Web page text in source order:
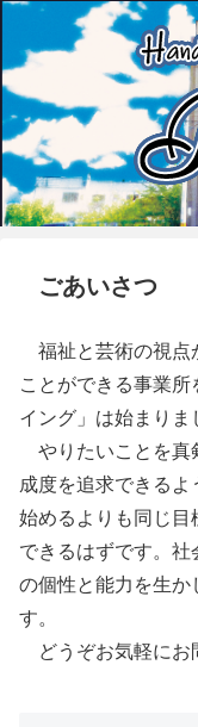
ごあいさつ
福祉と芸術の視点
ことができる事業
イング」は始まりま
やりたいことを真
成度を追求できる
始めるよりも同じ目
できるはずです。
の個性と能力を生か
す。
どうぞお気軽にお